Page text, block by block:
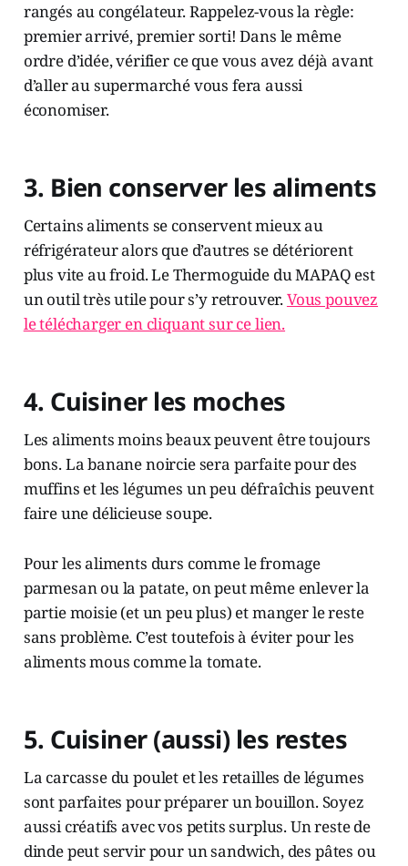
rangés au congélateur. Rappelez-vous la règle:
premier arrivé, premier sorti! Dans le même
ordre d’idée, vérifier ce que vous avez déjà avant
d’aller au supermarché vous fera aussi
économiser.
3. Bien conserver les aliments
Certains aliments se conservent mieux au
réfrigérateur alors que d’autres se détériorent
plus vite au froid. Le Thermoguide du MAPAQ est
un outil très utile pour s’y retrouver.Vous pouvez
le télécharger en cliquant sur ce lien.
4. Cuisiner les moches
Les aliments moins beaux peuvent être toujours
bons. La banane noircie sera parfaite pour des
muffins et les légumes un peu défraîchis peuvent
faire une délicieuse soupe.
Pour les aliments durs comme le fromage
parmesan ou la patate, on peut même enlever la
partie moisie (et un peu plus) et manger le reste
sans problème. C’est toutefois à éviter pour les
aliments mous comme la tomate.
5. Cuisiner (aussi) les restes
La carcasse du poulet et les retailles de légumes
sont parfaites pour préparer un bouillon. Soyez
aussi créatifs avec vos petits surplus. Un reste de
dinde peut servir pour un sandwich, des pâtes ou